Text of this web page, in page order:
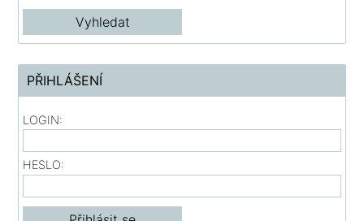
PŘIHLÁŠENÍ
LOGIN:
HESLO: